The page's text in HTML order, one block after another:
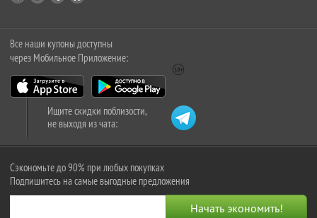
Все наши купоны доступны
через Мобильное Приложение:
Ищите скидки поблизости,
не выходя из чата:
Сэкономьте до 90% при любых покупках
Подпишитесь на самые выгодные предложения